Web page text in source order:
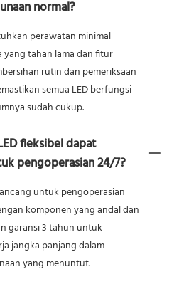
normal?
perawatan minimal
yang tahan lama dan fitur
rutin dan pemeriksaan
semua LED berfungsi
sudah cukup.
fleksibel dapat
pengoperasian 24/7?
untuk pengoperasian
komponen yang andal dan
garansi 3 tahun untuk
jangka panjang dalam
yang menuntut.